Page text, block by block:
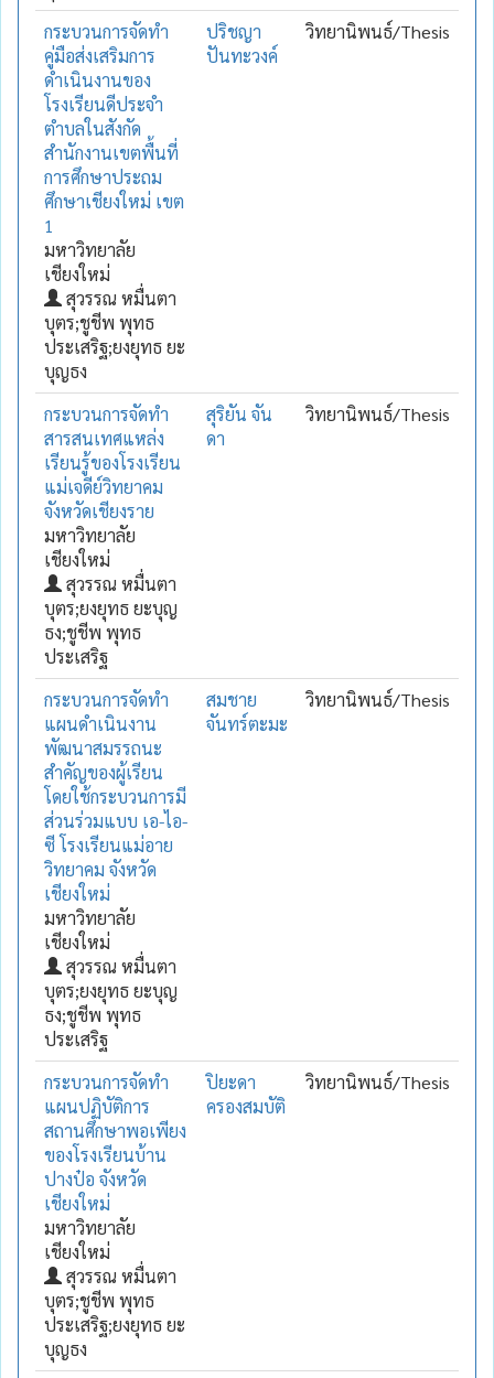
กระบวนการจัดทำ
คู่มือส่งเสริมการ
ดำเนินงานของ
โรงเรียนดีประจำ
ตำบลในสังกัด
สำนักงานเขตพื้นที่
การศึกษาประถม
ศึกษาเชียงใหม่ เขต
1
มหาวิทยาลัย
เชียงใหม่
สุวรรณ หมื่นตา
บุตร;ชูชีพ พุทธ
ประเสริฐ;ยงยุทธ ยะ
บุญธง
ปริชญา
ปันทะวงค์
วิทยานิพนธ์/Thesis
กระบวนการจัดทำ
สารสนเทศแหล่ง
เรียนรู้ของโรงเรียน
แม่เจดีย์วิทยาคม
จังหวัดเชียงราย
มหาวิทยาลัย
เชียงใหม่
สุวรรณ หมื่นตา
บุตร;ยงยุทธ ยะบุญ
ธง;ชูชีพ พุทธ
ประเสริฐ
สุริยัน จัน
ดา
วิทยานิพนธ์/Thesis
กระบวนการจัดทำ
แผนดำเนินงาน
พัฒนาสมรรถนะ
สำคัญของผู้เรียน
โดยใช้กระบวนการมี
ส่วนร่วมแบบ เอ-ไอ-
ซี โรงเรียนแม่อาย
วิทยาคม จังหวัด
เชียงใหม่
มหาวิทยาลัย
เชียงใหม่
สุวรรณ หมื่นตา
บุตร;ยงยุทธ ยะบุญ
ธง;ชูชีพ พุทธ
ประเสริฐ
สมชาย
จันทร์ตะมะ
วิทยานิพนธ์/Thesis
กระบวนการจัดทำ
แผนปฏิบัติการ
สถานศึกษาพอเพียง
ของโรงเรียนบ้าน
ปางป๋อ จังหวัด
เชียงใหม่
มหาวิทยาลัย
เชียงใหม่
สุวรรณ หมื่นตา
บุตร;ชูชีพ พุทธ
ประเสริฐ;ยงยุทธ ยะ
บุญธง
ปิยะดา
ครองสมบัติ
วิทยานิพนธ์/Thesis